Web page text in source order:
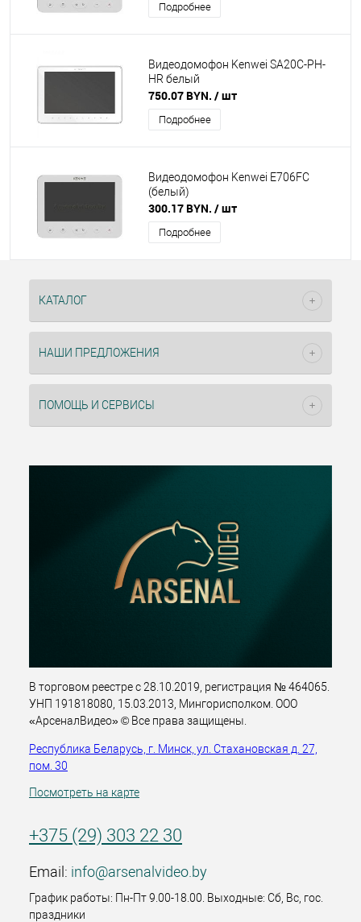
Подробнее
Видеодомофон Kenwei SA20C-PH-
HR белый
750.07 BYN. / шт
Подробнее
Видеодомофон Kenwei E706FC
(бeлый)
300.17 BYN. / шт
Подробнее
КАТАЛОГ
НАШИ ПРЕДЛОЖЕНИЯ
ПОМОЩЬ И СЕРВИСЫ
В торговом реестре с 28.10.2019, регистрация № 464065.
УНП 191818080, 15.03.2013, Мингорисполком. ООО
«АрсеналВидео» © Все права защищены.
Республика Беларусь, г. Минск, ул. Стахановская д. 27,
пом. 30
Посмотреть на карте
+375 (29) 303 22 30
Email: info@arsenalvideo.by
График работы: Пн-Пт 9.00-18.00. Выходные: Сб, Вс, гос.
праздники